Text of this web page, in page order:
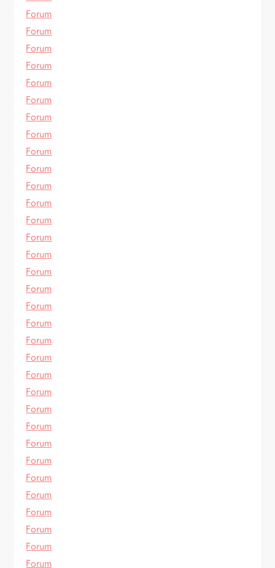
Forum
Forum
Forum
Forum
Forum
Forum
Forum
Forum
Forum
Forum
Forum
Forum
Forum
Forum
Forum
Forum
Forum
Forum
Forum
Forum
Forum
Forum
Forum
Forum
Forum
Forum
Forum
Forum
Forum
Forum
Forum
Forum
Forum